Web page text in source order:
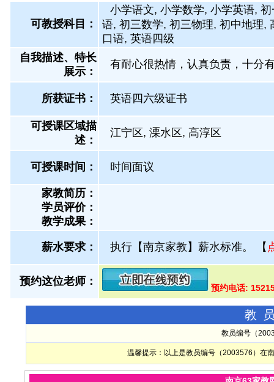
可教授科目：
小学语文, 小学数学, 小学英语,
语, 初三数学, 初三物理, 初中地理,
口语, 英语四级
自我描述、特长
展示 ：
有耐心很热情，认真负责，十分
所获证书 ： 英语四六级证书
可授课区域描
述：
江宁区, 溧水区, 高淳区
可授课时间： 时间面议
家教简历：
学员评价：
教学成果：
薪水要求： 执行【南京家教】薪水标准。 【
预约这位老师：
预约电话:
教
教员编号（
温馨提示：以上是教员编号（2003576）在